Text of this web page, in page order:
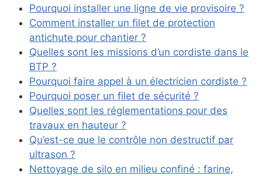
Pourquoi installer une ligne de vie provisoire ?
Comment installer un filet de protection
antichute pour chantier ?
Quelles sont les missions d’un cordiste dans le
BTP ?
Pourquoi faire appel à un électricien cordiste ?
Pourquoi poser un filet de sécurité ?
Quelles sont les réglementations pour des
travaux en hauteur ?
Qu’est-ce que le contrôle non destructif par
ultrason ?
Nettoyage de silo en milieu confiné : farine,